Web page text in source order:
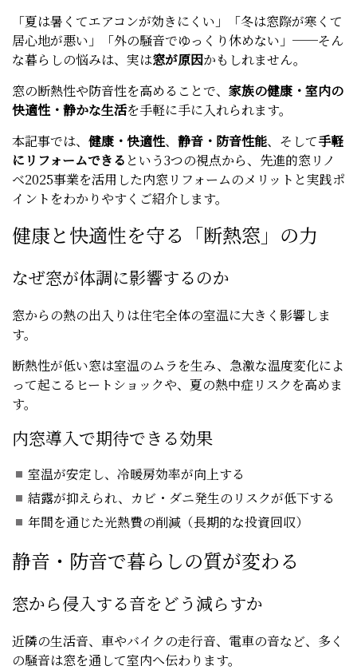
「夏は暑くてエアコンが効きにくい」「冬は窓際が寒くて
居心地が悪い」「外の騒音でゆっくり休めない」──そん
な暮らしの悩みは、実は窓が原因かもしれません。
窓の断熱性や防音性を高めることで、 家族の健康・室内の
快適性・静かな生活を手軽に手に入れられます。
本記事では、 健康・快適性、 静音・防音性能、そして手軽
にリフォームできる という3つの視点から、先進的窓リノ
ベ2025事業を活用した内窓リフォームのメリットと実践ポ
イントをわかりやすくご紹介します。
健康と快適性を守る「断熱窓」の力
なぜ窓が体調に影響するのか
窓からの熱の出入りは住宅全体の室温に大きく影響しま
す。
断熱性が低い窓は室温のムラを生み、急激な温度変化によ
って起こるヒートショックや、夏の熱中症リスクを高めま
す。
内窓導入で期待できる効果
室温が安定し、冷暖房効率が向上する
結露が抑えられ、カビ・ダニ発生のリスクが低下する
年間を通じた光熱費の削減（長期的な投資回収）
静音・防音で暮らしの質が変わる
窓から侵入する音をどう減らすか
近隣の生活音、車やバイクの走行音、電車の音など、多く
の騒音は窓を通して室内へ伝わります。